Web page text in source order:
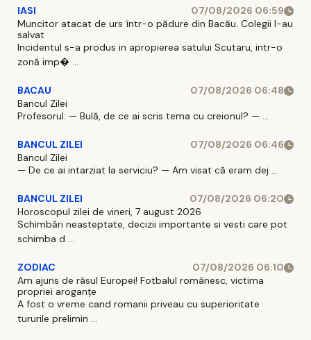
IASI
07/08/2026 06:59
Muncitor atacat de urs într-o pădure din Bacău. Colegii l-au
salvat
Incidentul s-a produs in apropierea satului Scutaru, intr-o
zonă imp� ...
BACAU
07/08/2026 06:48
Bancul Zilei
Profesorul: — Bulă, de ce ai scris tema cu creionul? — ...
BANCUL ZILEI
07/08/2026 06:46
Bancul Zilei
— De ce ai intarziat la serviciu? — Am visat că eram dej ...
BANCUL ZILEI
07/08/2026 06:20
Horoscopul zilei de vineri, 7 august 2026
Schimbări neasteptate, decizii importante si vesti care pot
schimba d ...
ZODIAC
07/08/2026 06:10
Am ajuns de râsul Europei! Fotbalul românesc, victima
propriei aroganțe
A fost o vreme cand romanii priveau cu superioritate
tururile prelimin ...